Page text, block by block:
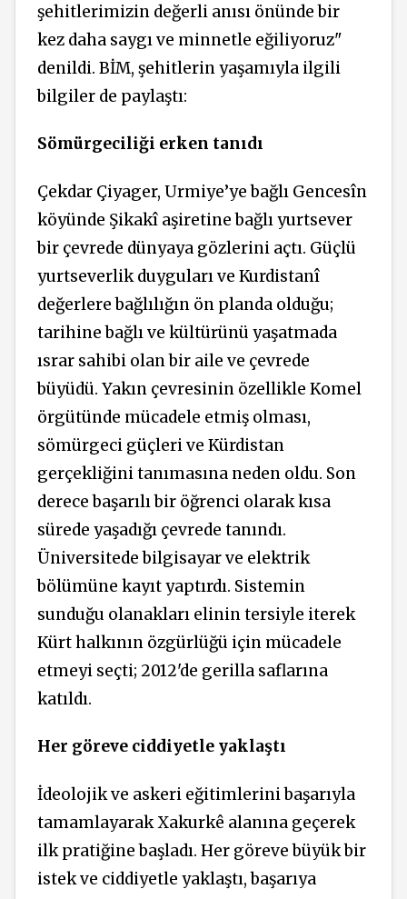
şehitlerimizin değerli anısı önünde bir
kez daha saygı ve minnetle eğiliyoruz"
denildi. BİM, şehitlerin yaşamıyla ilgili
bilgiler de paylaştı:
Sömürgeciliği erken tanıdı
Çekdar Çiyager, Urmiye’ye bağlı Gencesîn
köyünde Şikakî aşiretine bağlı yurtsever
bir çevrede dünyaya gözlerini açtı. Güçlü
yurtseverlik duyguları ve Kurdistanî
değerlere bağlılığın ön planda olduğu;
tarihine bağlı ve kültürünü yaşatmada
ısrar sahibi olan bir aile ve çevrede
büyüdü. Yakın çevresinin özellikle Komel
örgütünde mücadele etmiş olması,
sömürgeci güçleri ve Kürdistan
gerçekliğini tanımasına neden oldu. Son
derece başarılı bir öğrenci olarak kısa
sürede yaşadığı çevrede tanındı.
Üniversitede bilgisayar ve elektrik
bölümüne kayıt yaptırdı. Sistemin
sunduğu olanakları elinin tersiyle iterek
Kürt halkının özgürlüğü için mücadele
etmeyi seçti; 2012'de gerilla saflarına
katıldı.
Her göreve ciddiyetle yaklaştı
İdeolojik ve askeri eğitimlerini başarıyla
tamamlayarak Xakurkê alanına geçerek
ilk pratiğine başladı. Her göreve büyük bir
istek ve ciddiyetle yaklaştı, başarıya